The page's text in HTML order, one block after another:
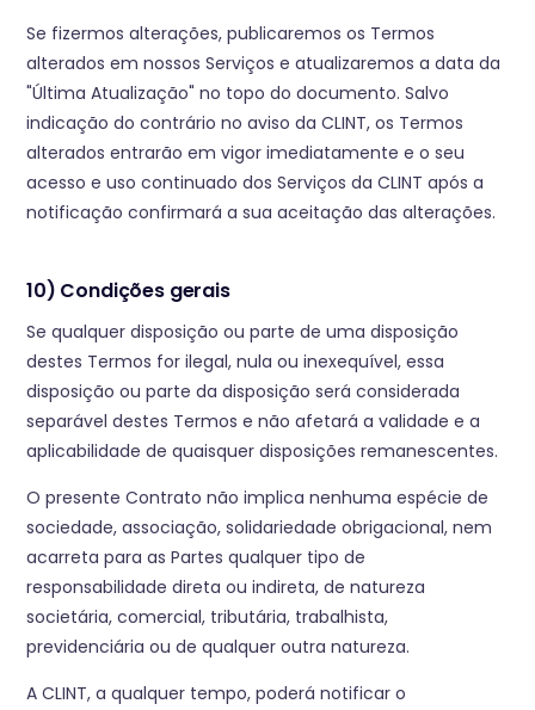
Se fizermos alterações, publicaremos os Termos
alterados em nossos Serviços e atualizaremos a data da
"Última Atualização" no topo do documento. Salvo
indicação do contrário no aviso da CLINT, os Termos
alterados entrarão em vigor imediatamente e o seu
acesso e uso continuado dos Serviços da CLINT após a
notificação confirmará a sua aceitação das alterações.
10) Condições gerais
Se qualquer disposição ou parte de uma disposição
destes Termos for ilegal, nula ou inexequível, essa
disposição ou parte da disposição será considerada
separável destes Termos e não afetará a validade e a
aplicabilidade de quaisquer disposições remanescentes.
O presente Contrato não implica nenhuma espécie de
sociedade, associação, solidariedade obrigacional, nem
acarreta para as Partes qualquer tipo de
responsabilidade direta ou indireta, de natureza
societária, comercial, tributária, trabalhista,
previdenciária ou de qualquer outra natureza.
A CLINT, a qualquer tempo, poderá notificar o